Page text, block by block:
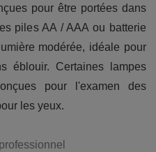
pour être portées dans
piles AA / AAA ou batterie
modérée, idéale pour
éblouir. Certaines lampes
pour l'examen des
les yeux.